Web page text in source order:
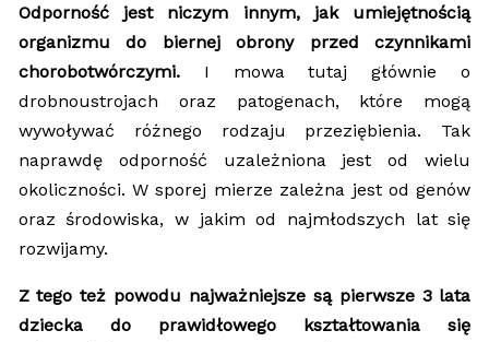
Odporność jest niczym innym, jak umiejętnością
organizmu do biernej obrony przed czynnikami
chorobotwórczymi.I mowa tutaj głównie o
drobnoustrojach oraz patogenach, które mogą
wywoływać różnego rodzaju przeziębienia. Tak
naprawdę odporność uzależniona jest od wielu
okoliczności. W sporej mierze zależna jest od genów
oraz środowiska, w jakim od najmłodszych lat się
rozwijamy.
Z tego też powodu najważniejsze są pierwsze 3 lata
dziecka do prawidłowego kształtowania się